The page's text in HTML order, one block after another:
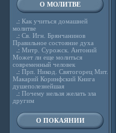
О МОЛИТВЕ
.: Как учиться домашней
молитве
.: Св. Игн. Брянчанинов
Правильное состояние духа
.: Митр. Сурожск. Антоний
Может ли еще молиться
современный человек
.: Прп. Никод. Святогорец Мит.
Макарий Коринфский Книга
душеполезнейшая
.: Почему нельзя желать зла
другим
О ПОКАЯНИИ